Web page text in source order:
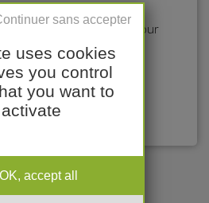
dans cette catégorie pour
une annonce !
uses cookies
you control
you want to
activate
OK, accept all